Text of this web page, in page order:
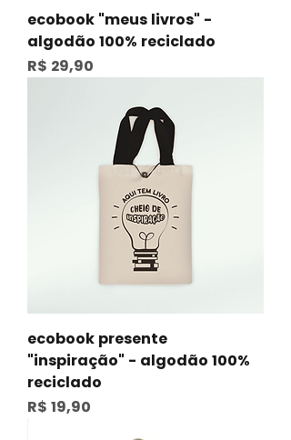
ecobook "meus livros" -
algodão 100% reciclado
Preço
R$ 29,90
ecobook presente
"inspiração" - algodão 100%
reciclado
Preço
R$ 19,90